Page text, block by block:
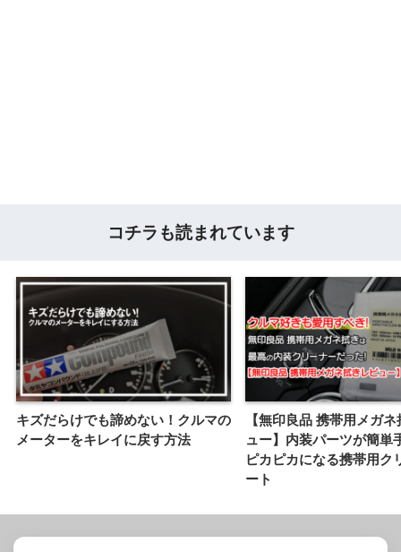
コチラも読まれています
キズだらけでも諦めない！クルマの
メーターをキレイに戻す方法
【無印良品 携帯用メガ
ュー】内装パーツが簡単
ピカピカになる携帯用ク
ート